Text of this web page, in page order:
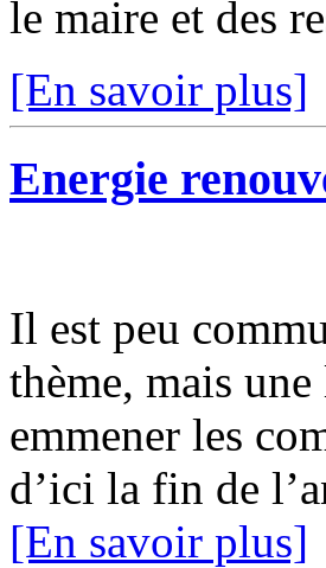
le maire et des
[En savoir plus]
Energie
Il est peu
thème, mais
emmener les
d’ici la fin de
[En savoir plus]